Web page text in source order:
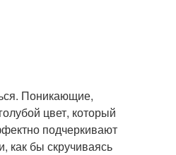
Поникающие,
цвет, который
подчеркивают
как бы скручиваясь